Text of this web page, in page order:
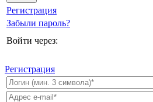
Регистрация
Забыли пароль?
Войти через:
Регистрация